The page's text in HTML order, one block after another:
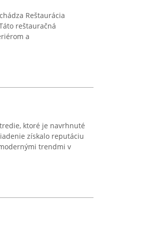
Reštaurácia
reštauračná
a
ktoré je navrhnuté
získalo reputáciu
trendmi v